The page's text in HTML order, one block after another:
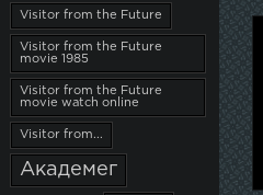
Visitor from the Future
Visitor from the Future
movie 1985
Visitor from the Future
movie watch online
Visitor from...
Академег